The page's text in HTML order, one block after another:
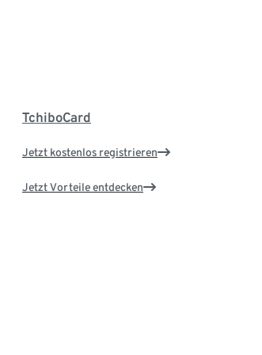
TchiboCard
Jetzt kostenlos registrieren
Jetzt Vorteile entdecken